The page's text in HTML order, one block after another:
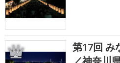
2
第17回 み